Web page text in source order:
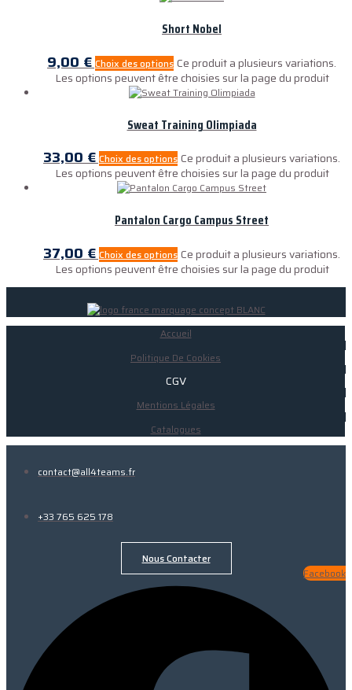
Short Nobel
9,00 € Choix des options Ce produit a plusieurs variations.
Les options peuvent être choisies sur la page du produit
Sweat Training Olimpiada
33,00€ Choix des options Ce produit a plusieurs variations.
Les options peuvent être choisies sur la page du produit
Pantalon Cargo Campus Street
37,00 € Choix des options Ce produit a plusieurs variations.
Les options peuvent être choisies sur la page du produit
Accueil
Politique De Cookies
CGV
Mentions Légales
Catalogues
contact@all4teams.fr
+33 765 625 178
Nous Contacter
Facebook